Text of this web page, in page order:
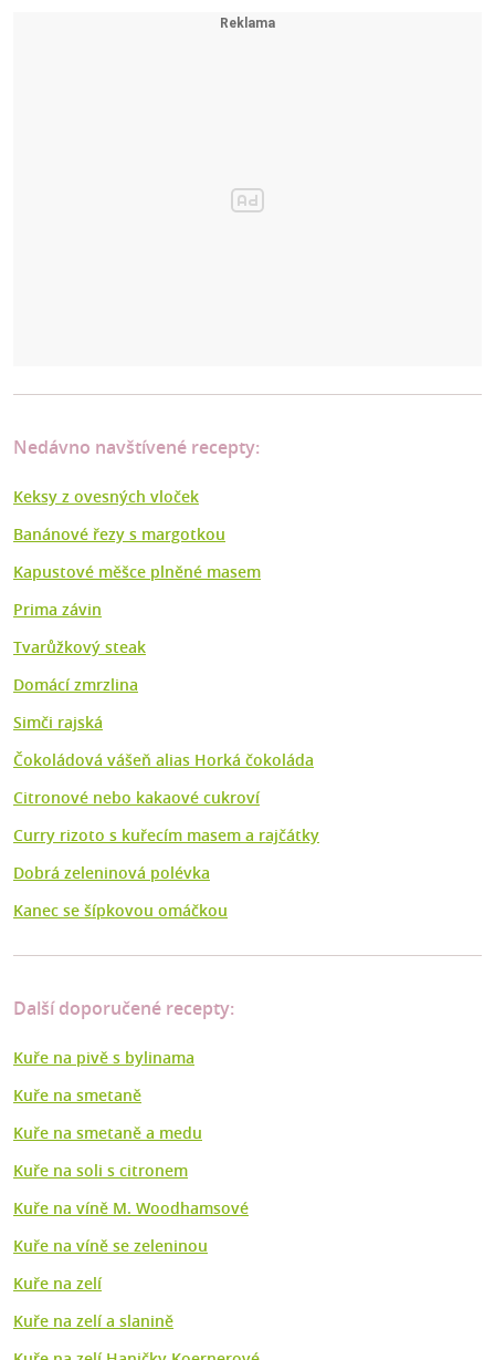
Nedávno navštívené recepty:
Keksy z ovesných vloček
Banánové řezy s margotkou
Kapustové měšce plněné masem
Prima závin
Tvarůžkový steak
Domácí zmrzlina
Simči rajská
Čokoládová vášeň alias Horká čokoláda
Citronové nebo kakaové cukroví
Curry rizoto s kuřecím masem a rajčátky
Dobrá zeleninová polévka
Kanec se šípkovou omáčkou
Další doporučené recepty:
Kuře na pivě s bylinama
Kuře na smetaně
Kuře na smetaně a medu
Kuře na soli s citronem
Kuře na víně M. Woodhamsové
Kuře na víně se zeleninou
Kuře na zelí
Kuře na zelí a slanině